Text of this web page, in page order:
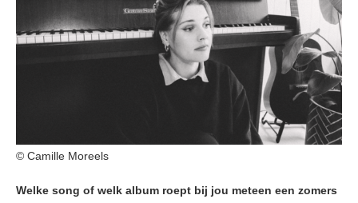
© Camille Moreels
Welke song of welk album roept bij jou meteen een zomers